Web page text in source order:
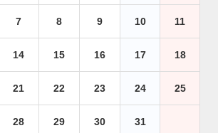
7 8 9 10 11
14 15 16 17 18
21 22 23 24 25
28 29 30 31